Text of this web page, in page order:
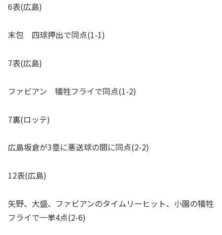
6表(広島)
末包 四球押出で同点(1-1)
7表(広島)
ファビアン 犠牲フライで同点(1-2)
7裏(ロッテ)
広島坂倉が3塁に悪送球の間に同点(2-2)
12表(広島)
矢野、大盛、ファビアンのタイムリーヒット、小園の犠牲
フライで一挙4点(2-6)